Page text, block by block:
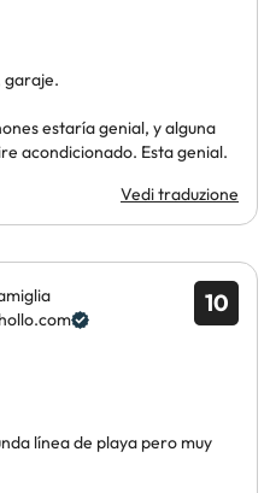
garaje.
estaría genial, y alguna
acondicionado. Esta genial.
Vedi traduzione
10
línea de playa pero muy